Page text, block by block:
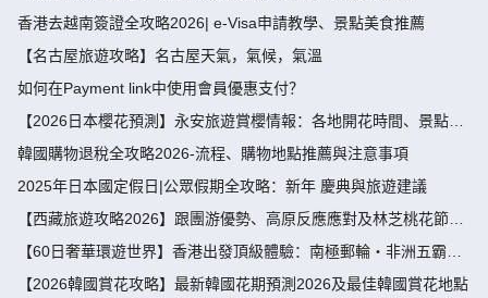
香港去越南簽證全攻略2026| e-Visa申請教學、景點美食推薦
【名古屋旅遊攻略】名古屋天氣，氣候，氣溫
如何在Payment link中使用會員優惠支付？
【2026日本櫻花預測】永安旅遊賞櫻情報：各地開花時間、景點推
薦
韓國購物退稅全攻略2026-流程、購物地點推薦與注意事項
2025年日本國定假日|公眾假期全攻略：新年 慶典與旅遊建議
【西藏旅遊攻略2026】跟團游優勢、高原反應應對及林芝桃花節深
度指南
【60日奢華環遊世界】香港出發頂級體驗：南極郵輪・非洲五霸・
北極光・限定美食盛宴
【2026韓國賞花攻略】最新韓國花期預測2026及最佳韓國賞花地點